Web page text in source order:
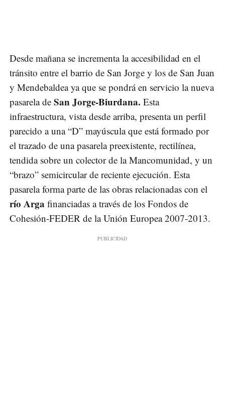
Desde mañana se incrementa la accesibilidad en el
tránsito entre el barrio de San Jorge y los de San Juan
y Mendebaldea ya que se pondrá en servicio la nueva
pasarela de San Jorge-Biurdana. Esta
infraestructura, vista desde arriba, presenta un perfil
parecido a una “D” mayúscula que está formado por
el trazado de una pasarela preexistente, rectilínea,
tendida sobre un colector de la Mancomunidad, y un
“brazo” semicircular de reciente ejecución. Esta
pasarela forma parte de las obras relacionadas con el
río Arga financiadas a través de los Fondos de
Cohesión-FEDER de la Unión Europea 2007-2013.